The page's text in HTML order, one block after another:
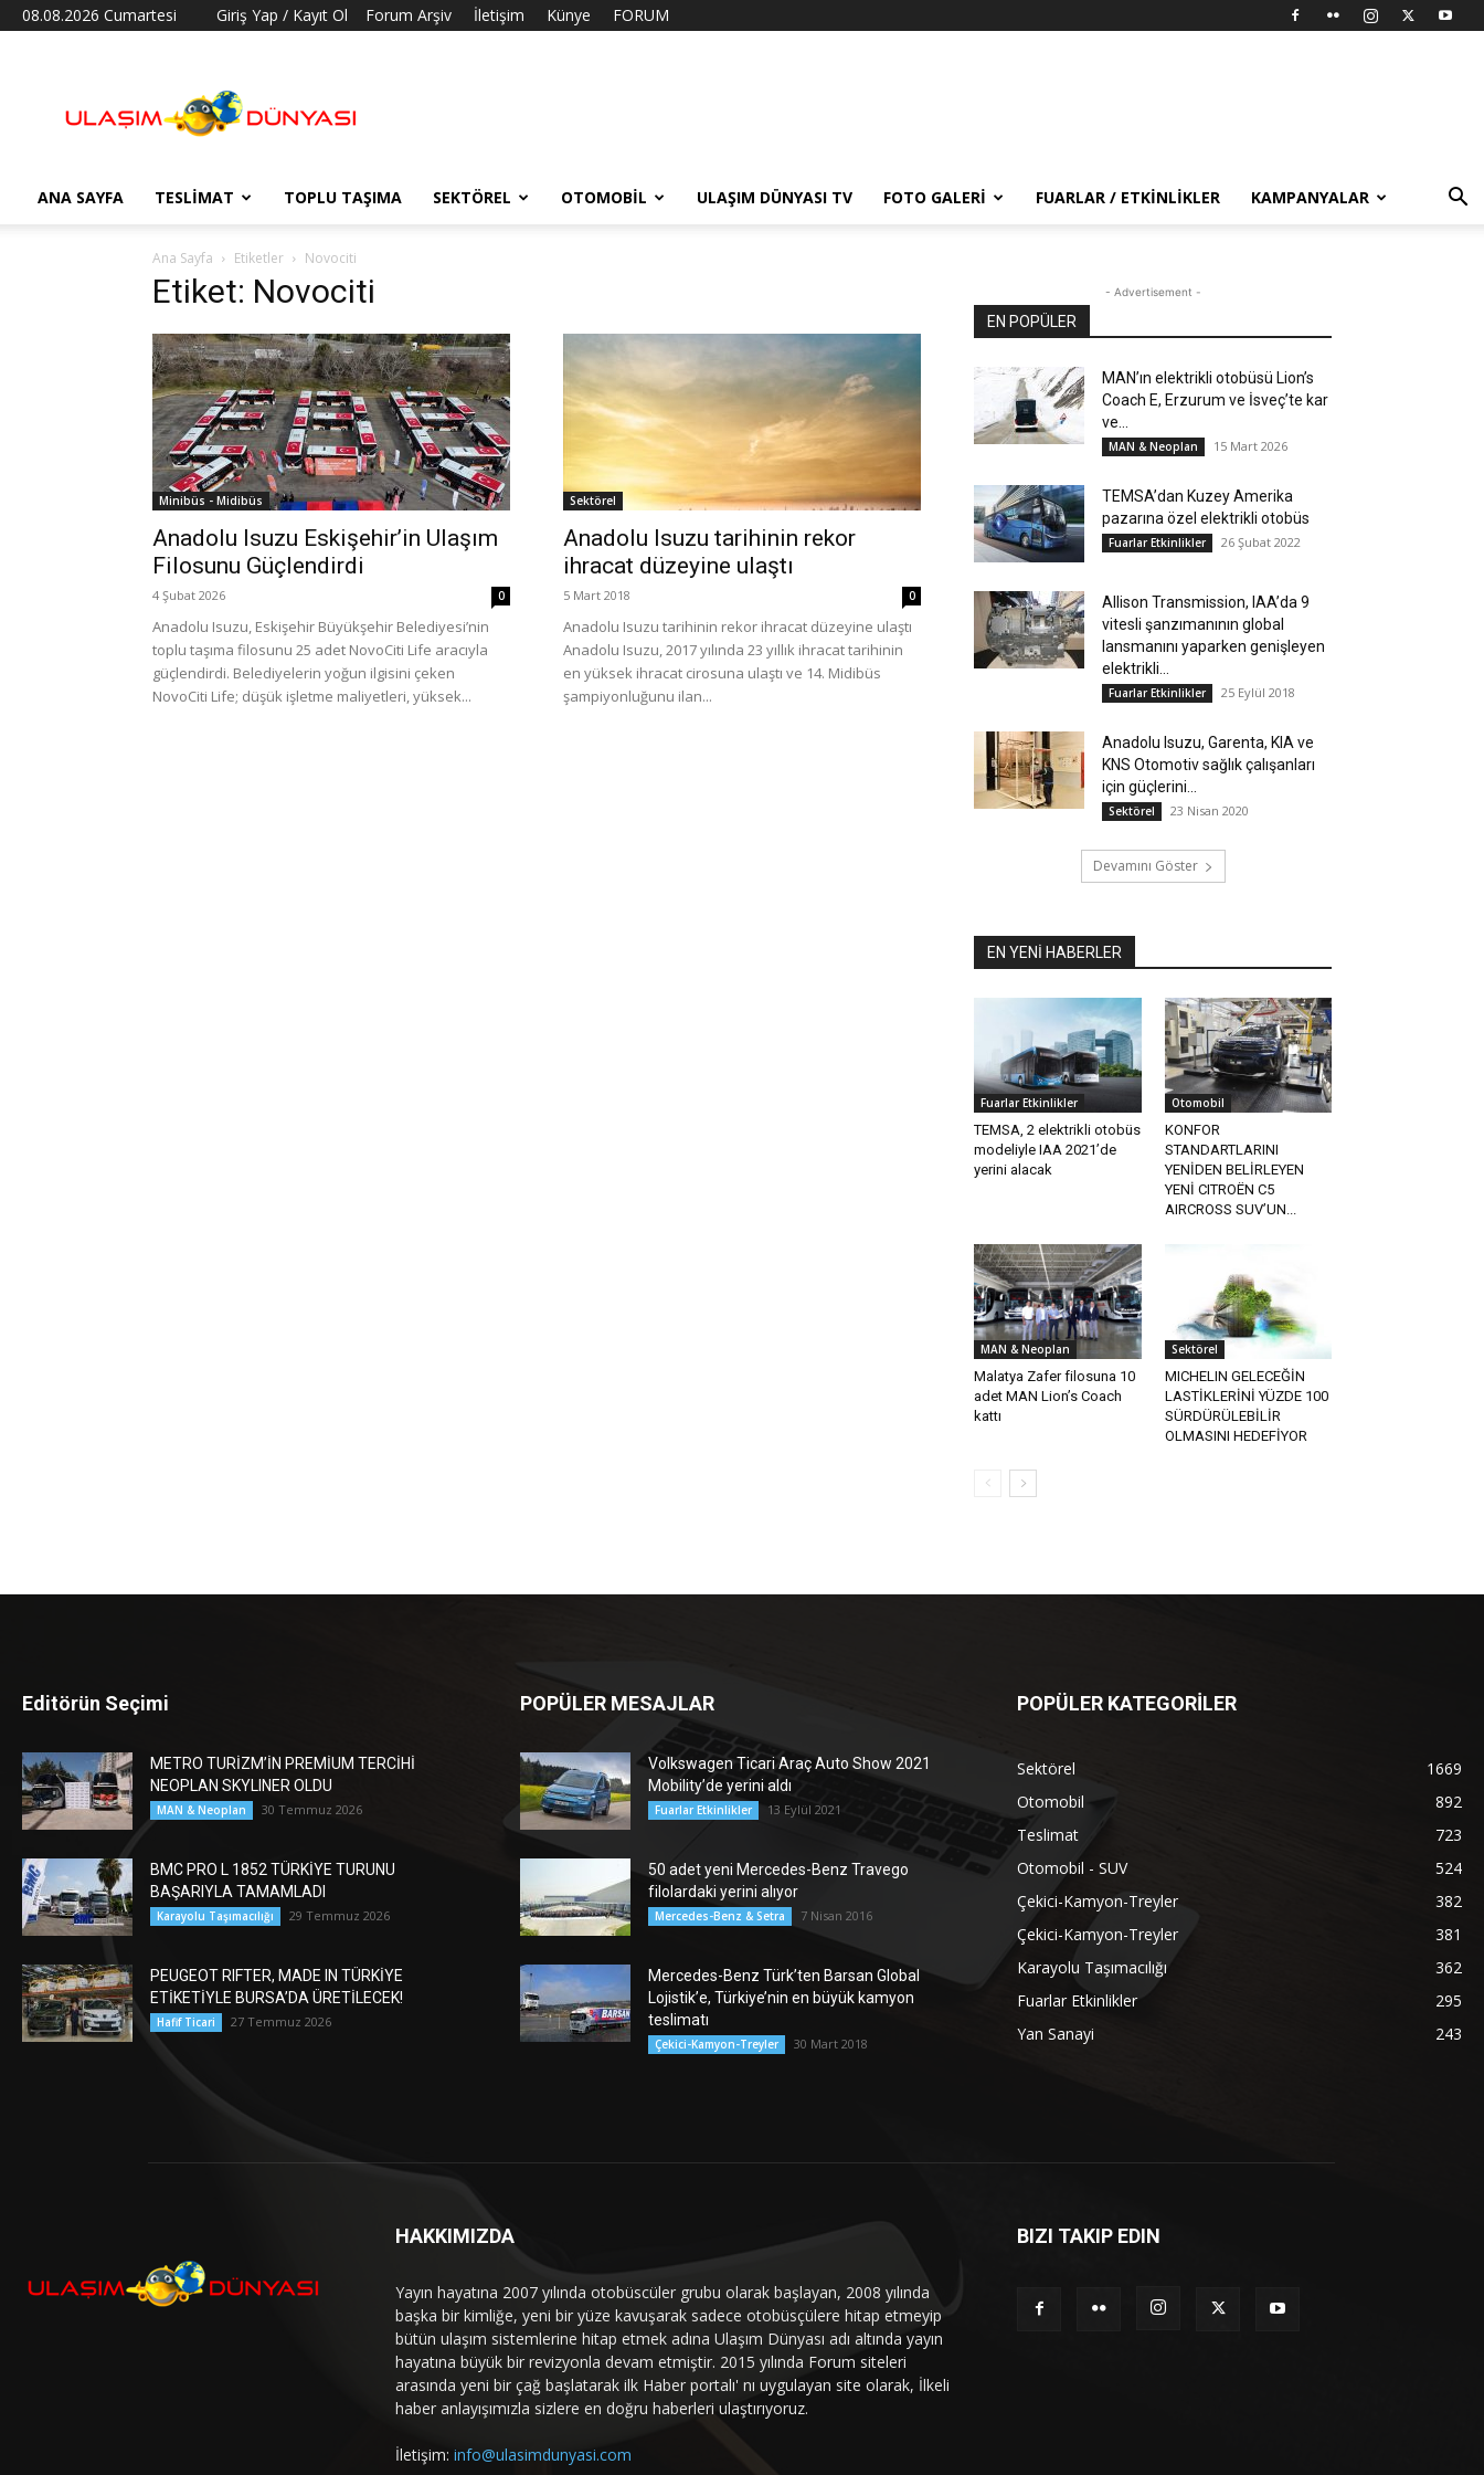
08.08.2026 Cumartesi Giriş Yap / Kayıt Ol Forum Arşiv İletişim Künye FORUM
Dünyası
ANA SAYFA TESLIMAT TOPLU TAŞIMA SEKTÖREL OTOMOBIL ULAŞIM DÜNYASI TV FOTO GALERI FUARLAR / ETKINLIKLER KAMPANYALAR
Ana Sayfa Etiketler Novociti
Etiket: Novociti
Minibüs - Midibüs
Anadolu Isuzu Eskişehir’in Ulaşım
Filosunu Güçlendirdi
4 Şubat 2026 0
Anadolu Isuzu, Eskişehir Büyükşehir Belediyesi’nin
toplu taşıma filosunu 25 adet NovoCiti Life aracıyla
güçlendirdi. Belediyelerin yoğun ilgisini çeken
NovoCiti Life; düşük işletme maliyetleri, yüksek...
Sektörel
Anadolu Isuzu tarihinin rekor
ihracat düzeyine ulaştı
5 Mart 2018 0
Anadolu Isuzu tarihinin rekor ihracat düzeyine ulaştı
Anadolu Isuzu, 2017 yılında 23 yıllık ihracat tarihinin
en yüksek ihracat cirosuna ulaştı ve 14. Midibüs
şampiyonluğunu ilan...
- Advertisement -
EN POPÜLER
MAN’ın elektrikli otobüsü Lion’s
Coach E, Erzurum ve İsveç’te kar
ve...
MAN & Neoplan 15 Mart 2026
TEMSA’dan Kuzey Amerika
pazarına özel elektrikli otobüs
Fuarlar Etkinlikler 26 Şubat 2022
Allison Transmission, IAA’da 9
vitesli şanzımanının global
lansmanını yaparken genişleyen
elektrikli...
Fuarlar Etkinlikler 25 Eylül 2018
Anadolu Isuzu, Garenta, KIA ve
KNS Otomotiv sağlık çalışanları
için güçlerini...
Sektörel 23 Nisan 2020
Devamını Göster
EN YENİ HABERLER
Fuarlar Etkinlikler
TEMSA, 2 elektrikli otobüs
modeliyle IAA 2021’de
yerini alacak
Otomobil
KONFOR
STANDARTLARINI
YENİDEN BELİRLEYEN
YENİ CITROËN C5
AIRCROSS SUV’UN...
MAN & Neoplan
Malatya Zafer filosuna 10
adet MAN Lion’s Coach
kattı
Sektörel
MICHELIN GELECEĞİN
LASTİKLERİNİ YÜZDE 100
SÜRDÜRÜLEBİLİR
OLMASINI HEDEFİYOR
Editörün Seçimi
METRO TURİZM’İN PREMİUM TERCİHİ
NEOPLAN SKYLINER OLDU
MAN & Neoplan 30 Temmuz 2026
BMC PRO L 1852 TÜRKİYE TURUNU
BAŞARIYLA TAMAMLADI
Karayolu Taşımacılığı 29 Temmuz 2026
PEUGEOT RIFTER, MADE IN TÜRKİYE
ETİKETİYLE BURSA’DA ÜRETİLECEK!
Hafif Ticari 27 Temmuz 2026
POPÜLER MESAJLAR
Volkswagen Ticari Araç Auto Show 2021
Mobility’de yerini aldı
Fuarlar Etkinlikler 13 Eylül 2021
50 adet yeni Mercedes-Benz Travego
filolardaki yerini alıyor
Mercedes-Benz & Setra 7 Nisan 2016
Mercedes-Benz Türk’ten Barsan Global
Lojistik’e, Türkiye’nin en büyük kamyon
teslimatı
Çekici-Kamyon-Treyler 30 Mart 2018
POPÜLER KATEGORİLER
Sektörel
1669
Otomobil
892
Teslimat
723
Otomobil - SUV
524
Çekici-Kamyon-Treyler
382
Çekici-Kamyon-Treyler
381
Karayolu Taşımacılığı
362
Fuarlar Etkinlikler
295
Yan Sanayi
243
HAKKIMIZDA
Yayın hayatına 2007 yılında otobüscüler grubu olarak başlayan, 2008 yılında
başka bir kimliğe, yeni bir yüze kavuşarak sadece otobüsçülere hitap etmeyip
bütün ulaşım sistemlerine hitap etmek adına Ulaşım Dünyası adı altında yayın
hayatına büyük bir revizyonla devam etmiştir. 2015 yılında Forum siteleri
arasında yeni bir çağ başlatarak ilk Haber portalı' nı uygulayan site olarak, İlkeli
haber anlayışımızla sizlere en doğru haberleri ulaştırıyoruz.
İletişim: info@ulasimdunyasi.com
BIZI TAKIP EDIN